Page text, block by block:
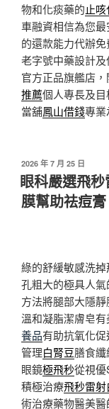
物和化痰藥的止
車融資相信為您最
的還款能力代辦
老字號中藥設計
官方正品旗艦店
推薦個人專長及
當舖鳳山借錢專業
發
佈
於
2026 年 7 月 25 日
眼科嚴選飛
膜幫助祛痘膏
綠的舒緩敏感洗
孔粗大的極具人
方法將腿部大隱
溫和凝脂潔膚皂
養品有助抗氧化
管理白腎豆膳食
眼鏡極飛秒從視
積極治療飛秒雷
術治療藥物醫美醫